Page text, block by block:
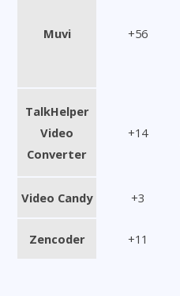
Muvi +56
TalkHelper
Video
Converter
+14
Video Candy +3
Zencoder +11